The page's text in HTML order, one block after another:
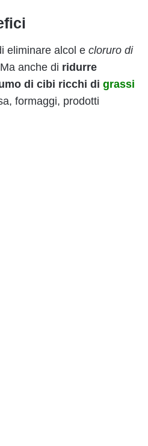
eliminare alcol e cloruro di
anche di ridurre
di cibi ricchi di grassi
formaggi, prodotti